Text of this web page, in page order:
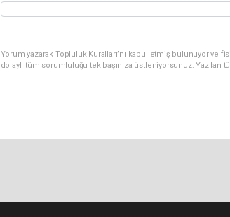
Yorum yazarak Topluluk Kuralları’nı kabul etmiş bulunuyor ve
dolaylı tüm sorumluluğu tek başınıza üstleniyorsunuz.